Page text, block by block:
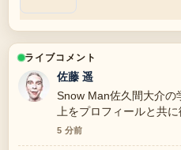
ライブコメント
佐藤 遥
Snow Man佐久間大介の
上をプロフィールと共
っていますが、この解説
す。
5 分前